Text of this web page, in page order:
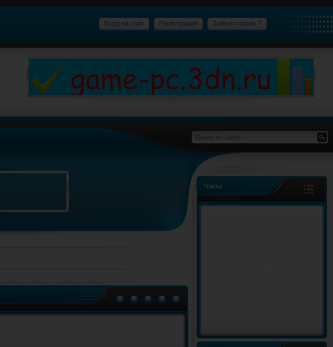
Вход на сайт Регистрация Забыл пароль ?
Часы